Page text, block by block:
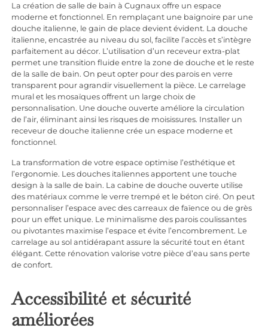
Lacréation de salle de bain à Cugnaux offre un espace
moderne et fonctionnel. En remplaçant une baignoire par une
douche italienne, le gain de place devient évident. La douche
italienne, encastrée au niveau du sol, facilite l’accès et s’intègre
parfaitement au décor. L’utilisation d’un receveur extra-plat
permet une transition fluide entre la zone de douche et le reste
de la salle de bain. On peut opter pour des parois en verre
transparent pour agrandir visuellement la pièce. Le carrelage
mural et les mosaïques offrent un large choix de
personnalisation. Une douche ouverte améliore la circulation
de l’air, éliminant ainsi les risques de moisissures. Installer un
receveur de douche italienne crée un espace moderne et
fonctionnel.
La transformation de votre espace optimise l’esthétique et
l’ergonomie. Les douches italiennes apportent une touche
design à la salle de bain. La cabine de douche ouverte utilise
des matériaux comme le verre trempé et le béton ciré. On peut
personnaliser l’espace avec des carreaux de faïence ou de grès
pour un effet unique. Le minimalisme des parois coulissantes
ou pivotantes maximise l’espace et évite l’encombrement. Le
carrelage au sol antidérapant assure la sécurité tout en étant
élégant. Cette rénovation valorise votre pièce d’eau sans perte
de confort.
Accessibilité et sécurité
améliorées